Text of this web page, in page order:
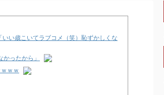
い歳こいてラブコメ（笑）恥ずかしくな
ったから」
ｗｗ